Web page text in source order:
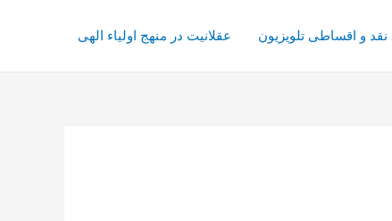
نقد و اقساطی تلویزیون عقلانیت در منهج اولیاء الهی